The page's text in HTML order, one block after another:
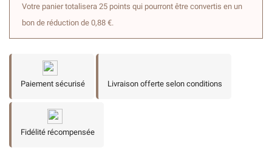
Votre panier totalisera 25 points qui pourront être convertis en un
bon de réduction de 0,88 €.
Paiement sécurisé Livraison offerte selon conditions
Fidélité récompensée